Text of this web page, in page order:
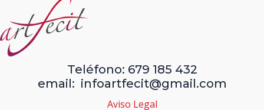
Teléfono: 679 185 432
email: infoartfecit@gmail.com
Aviso Legal